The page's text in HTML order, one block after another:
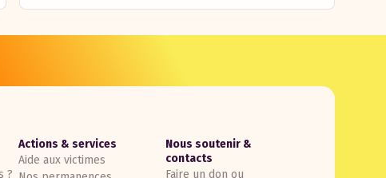
?
Actions & services
Aide aux victimes
Nous soutenir &
contacts
Faire un don ou